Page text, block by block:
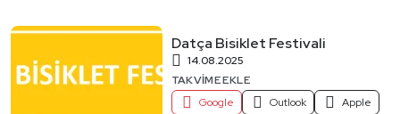
Datça Bisiklet Festivali
14.08.2025
TAKVIME EKLE
Google
Outlook Apple